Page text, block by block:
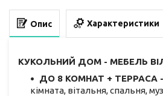
Опис Характеристики
КУКОЛЬНИЙ ДОМ - МЕБЕЛЬ
ДО 8 КОМНАТ + ТЕРРАСА -
кімната, вітальня, спальня,